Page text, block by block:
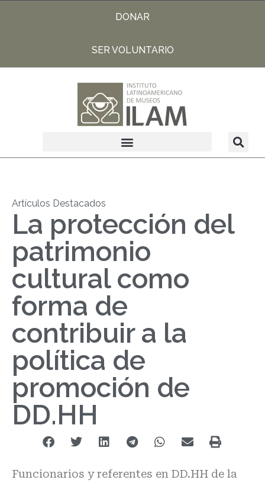
DONAR
SER VOLUNTARIO
Artículos Destacados
La protección del
patrimonio
cultural como
forma de
contribuir a la
política de
promoción de
DD.HH
Funcionarios y referentes en DD.HH de la